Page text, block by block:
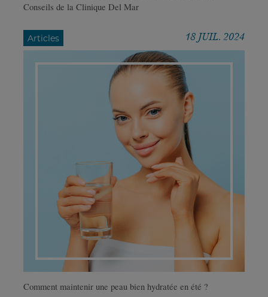
Conseils de la Clinique Del Mar
Articles 18 JUIL. 2024
Comment maintenir une peau bien hydratée en été ?